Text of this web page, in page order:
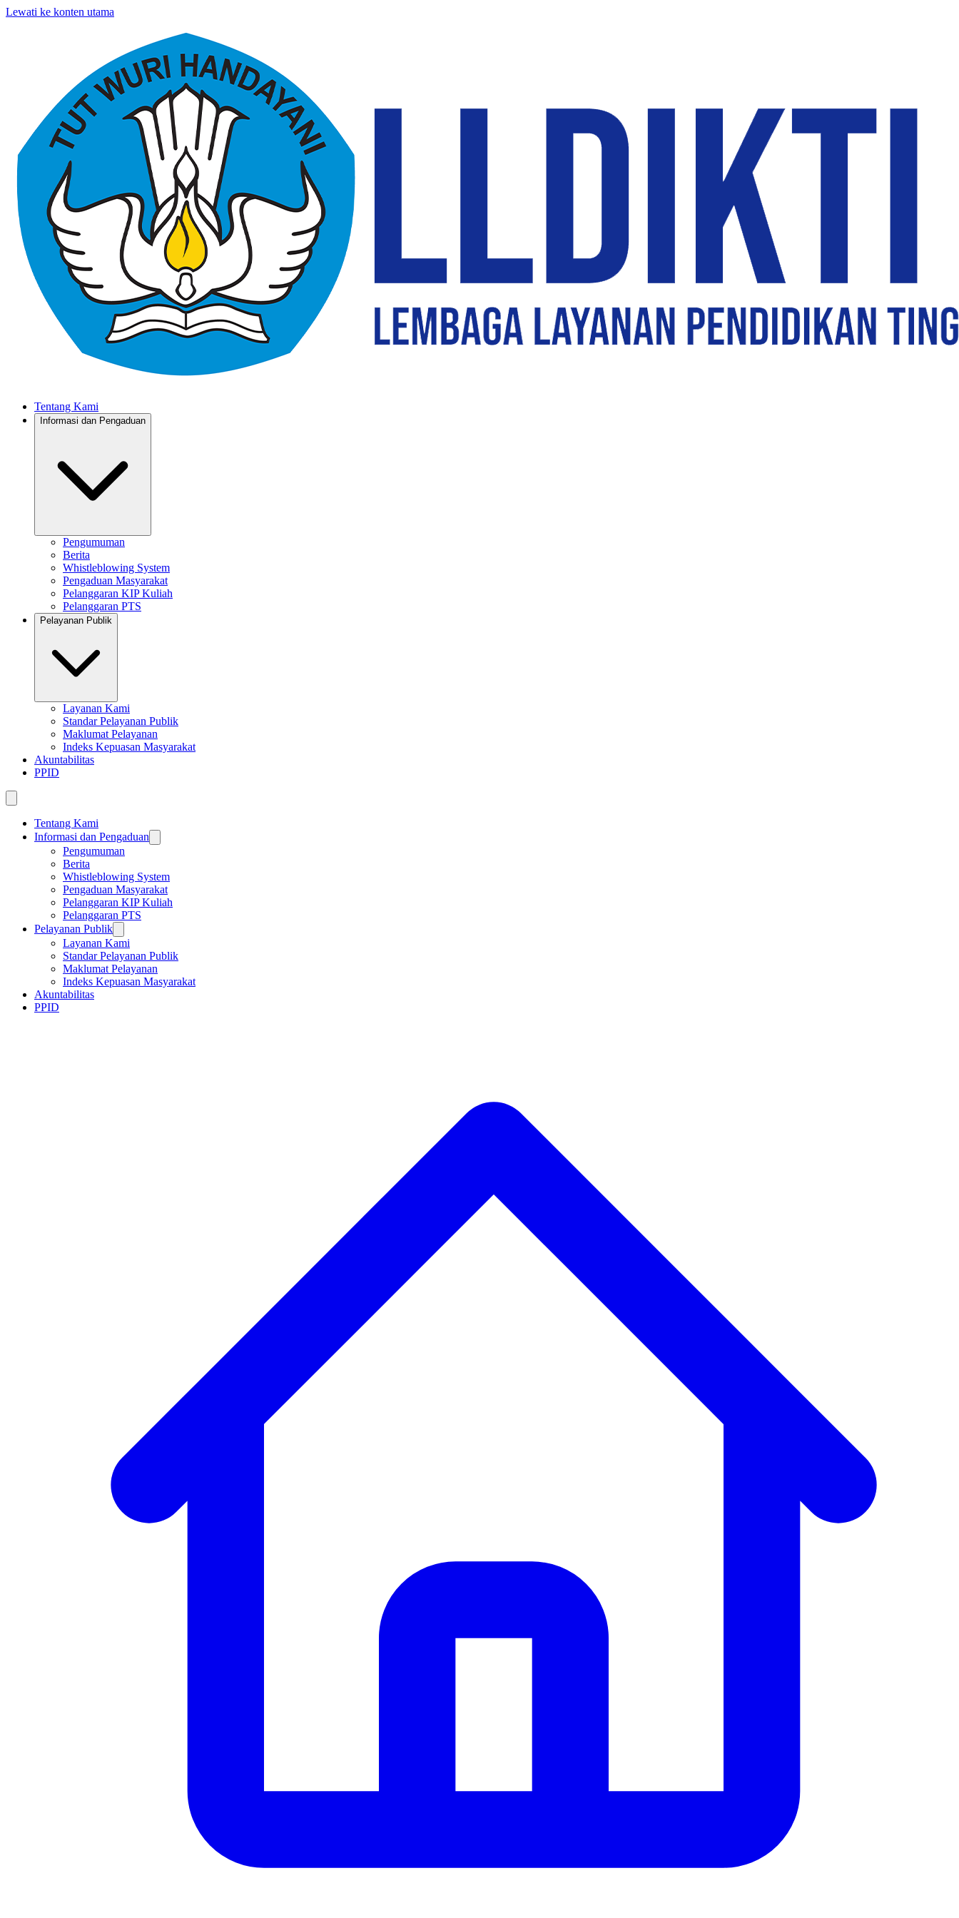
Lewati ke konten utama
Tentang Kami
Informasi dan Pengaduan
Pengumuman
Berita
Whistleblowing System
Pengaduan Masyarakat
Pelanggaran KIP Kuliah
Pelanggaran PTS
Pelayanan Publik
Layanan Kami
Standar Pelayanan Publik
Maklumat Pelayanan
Indeks Kepuasan Masyarakat
Akuntabilitas
PPID
Tentang Kami
Informasi dan Pengaduan
Pengumuman
Berita
Whistleblowing System
Pengaduan Masyarakat
Pelanggaran KIP Kuliah
Pelanggaran PTS
Pelayanan Publik
Layanan Kami
Standar Pelayanan Publik
Maklumat Pelayanan
Indeks Kepuasan Masyarakat
Akuntabilitas
PPID